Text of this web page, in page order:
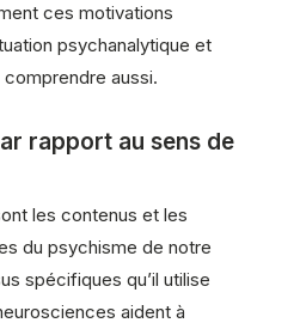
ces motivations
psychanalytique et
comprendre aussi.
rapport au sens de
les contenus et les
du psychisme de notre
spécifiques qu’il utilise
aident à